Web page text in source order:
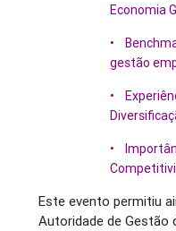
Economia
•
gestão
•
•
Este evento permitiu
Autoridade de Gestão